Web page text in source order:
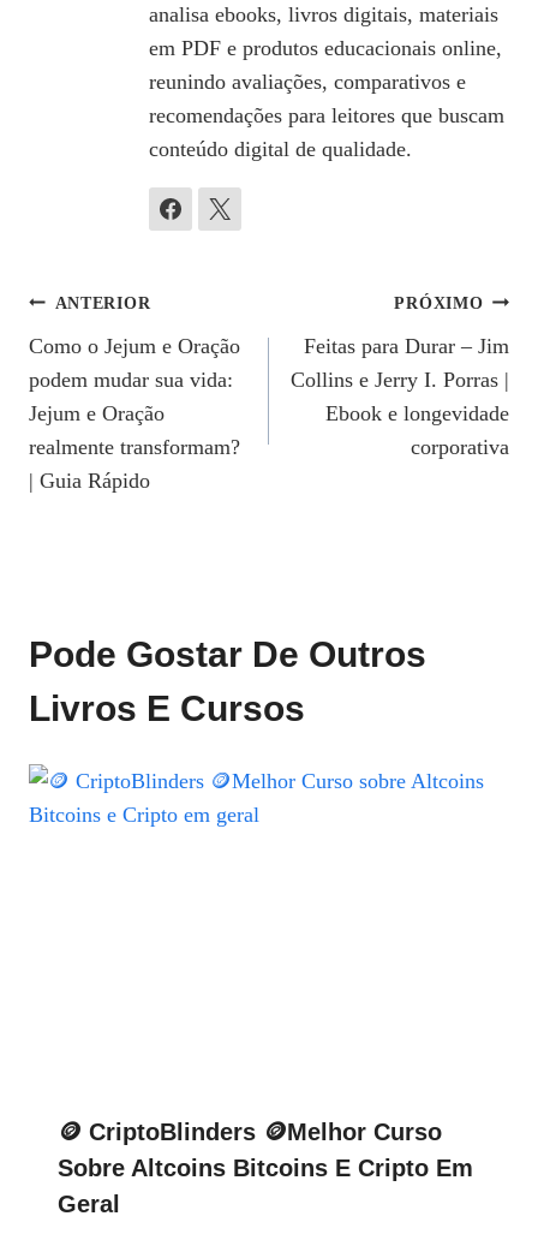
analisa ebooks, livros digitais, materiais
em PDF e produtos educacionais online,
reunindo avaliações, comparativos e
recomendações para leitores que buscam
conteúdo digital de qualidade.
Navegação
De
Post
ANTERIOR
Como o Jejum e Oração
podem mudar sua vida:
Jejum e Oração
realmente transformam?
| Guia Rápido
PRÓXIMO
Feitas para Durar – Jim
Collins e Jerry I. Porras |
Ebook e longevidade
corporativa
Pode Gostar De Outros
Livros E Cursos
🪙 CriptoBlinders 🪙Melhor Curso
Sobre Altcoins Bitcoins E Cripto Em
Geral